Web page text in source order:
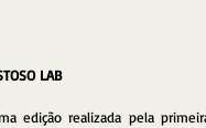
LAB
edição realizada pela